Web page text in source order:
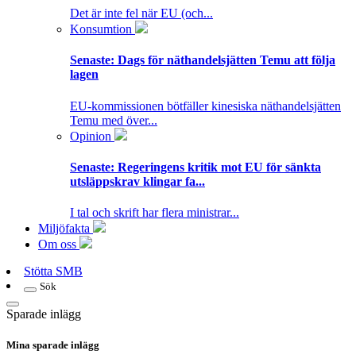
Det är inte fel när EU (och...
Konsumtion
Senaste: Dags för näthandelsjätten Temu att följa
lagen
EU-kommissionen bötfäller kinesiska näthandelsjätten
Temu med över...
Opinion
Senaste: Regeringens kritik mot EU för sänkta
utsläppskrav klingar fa...
I tal och skrift har flera ministrar...
Miljöfakta
Om oss
Stötta SMB
Sök
Sparade inlägg
Mina sparade inlägg